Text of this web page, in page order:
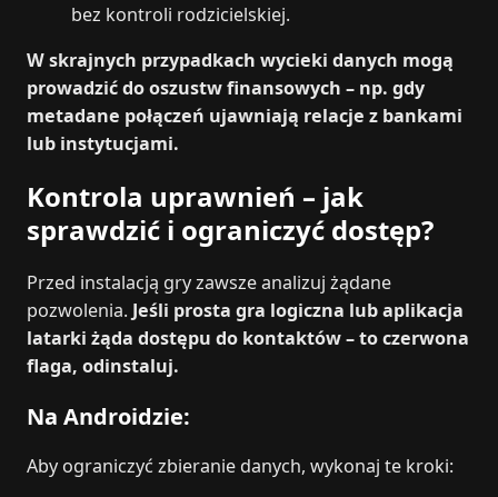
bez kontroli rodzicielskiej.
W skrajnych przypadkach wycieki danych mogą
prowadzić do oszustw finansowych – np. gdy
metadane połączeń ujawniają relacje z bankami
lub instytucjami.
Kontrola uprawnień – jak
sprawdzić i ograniczyć dostęp?
Przed instalacją gry zawsze analizuj żądane
pozwolenia. Jeśli prosta gra logiczna lub aplikacja
latarki żąda dostępu do kontaktów – to czerwona
flaga, odinstaluj.
Na Androidzie:
Aby ograniczyć zbieranie danych, wykonaj te kroki: